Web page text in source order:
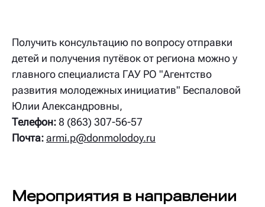
Получить консультацию по вопросу отправки
детей и получения путёвок от региона можно у
главного специалиста ГАУ РО "Агентство
развития молодежных инициатив" Беспаловой
Юлии Александровны,
Телефон:8 (863) 307-56-57
Почта:armi.p@donmolodoy.ru
Мероприятия в направлении